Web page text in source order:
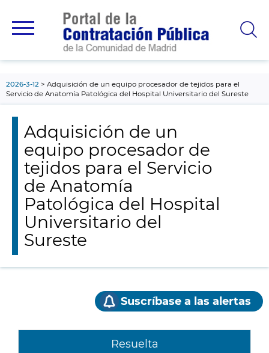
principal
2026-3-12
Adquisición de un equipo procesador de tejidos para el
Servicio de Anatomía Patológica del Hospital Universitario del Sureste
Adquisición de un
equipo procesador de
tejidos para el Servicio
de Anatomía
Patológica del Hospital
Universitario del
Sureste
Suscríbase a las alertas
Resuelta